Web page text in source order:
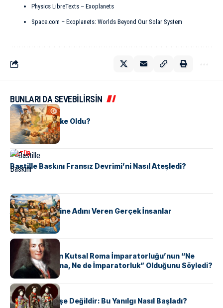
Physics LibreTexts – Exoplanets
Space.com – Exoplanets: Worlds Beyond Our Solar System
BUNLARI DA SEVEBİLİRSİN
KÜLTÜR
Tunus Nasıl Ülke Oldu?
KÜLTÜR
Bastille Baskını Fransız Devrimi’ni Nasıl Ateşledi?
KÜLTÜR
ABD Eyaletlerine Adını Veren Gerçek İnsanlar
KÜLTÜR
Voltaire Neden Kutsal Roma İmparatorluğu’nun “Ne
Kutsal, Ne Roma, Ne de İmparatorluk” Olduğunu Söyledi?
KÜLTÜR
Geyşalar Fahişe Değildir: Bu Yanılgı Nasıl Başladı?